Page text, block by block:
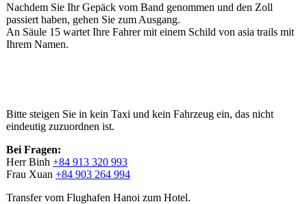
Nachdem Sie Ihr Gepäck vom Band genommen und den Zoll
passiert haben, gehen Sie zum Ausgang.
An Säule 15 wartet Ihre Fahrer mit einem Schild von asia trails mit
Ihrem Namen.
Bitte steigen Sie in kein Taxi und kein Fahrzeug ein, das nicht
eindeutig zuzuordnen ist.
Bei Fragen:
Herr Binh +84 913 320 993
Frau Xuan +84 903 264 994
Transfer vom Flughafen Hanoi zum Hotel.